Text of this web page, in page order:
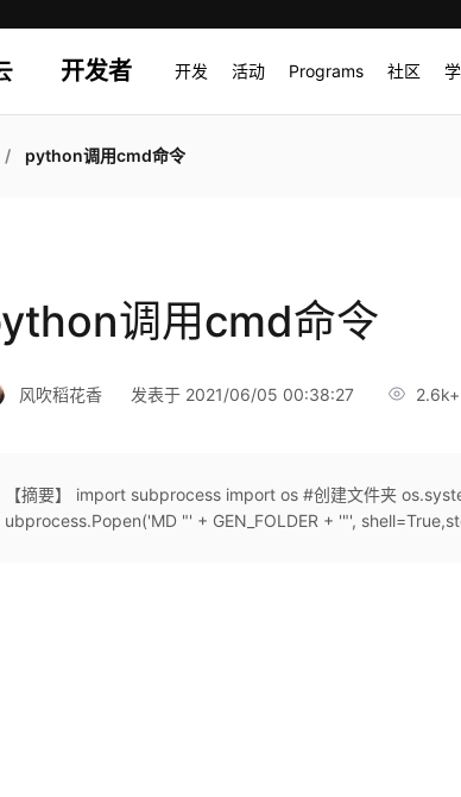
开发者 开发 活动 Programs 社区
python调用cmd命令
调用cmd命令
风吹稻花香 发表于 2021/06/05 00:38:27 2.6k+
【摘要】 import subprocess import os #创建文件夹
ubprocess.Popen('MD "' + GEN_FOLDER + '"',